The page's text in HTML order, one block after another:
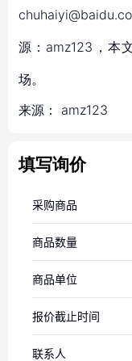
源：amz123，本
场。
来源： amz123
填写询价